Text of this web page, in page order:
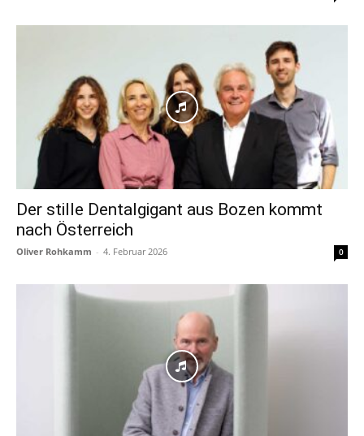
Der stille Dentalgigant aus Bozen kommt
nach Österreich
Oliver Rohkamm - 4. Februar 2026 0